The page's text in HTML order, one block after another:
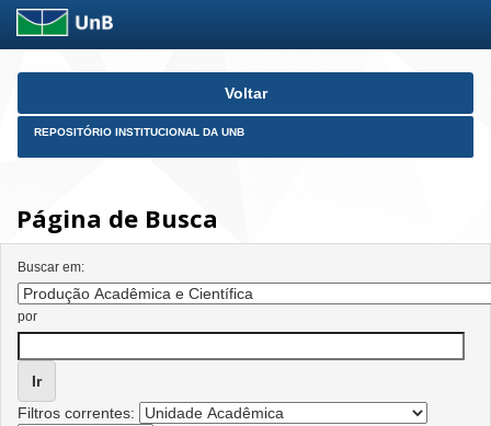
Skip
Voltar
REPOSITÓRIO INSTITUCIONAL DA UNB
Página de Busca
Buscar em:
por
Filtros correntes: